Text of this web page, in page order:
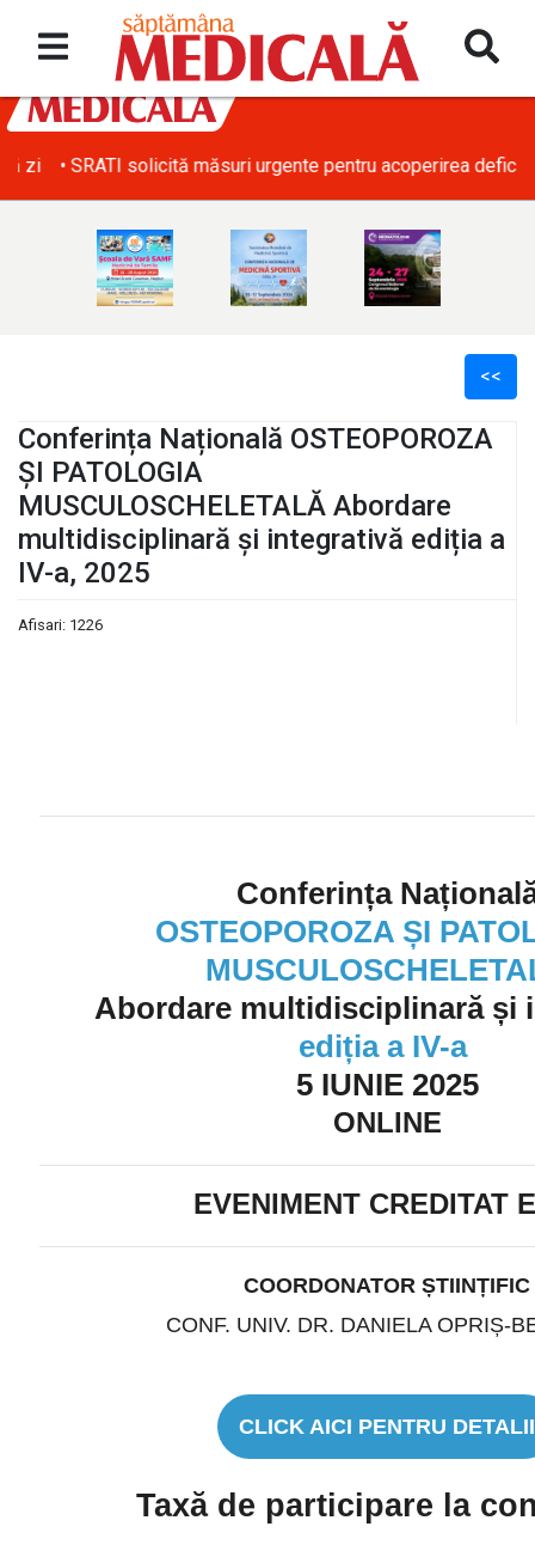
• SRATI solicită măsuri urgente pentru acoperirea deficitului
<<
Conferința Națională OSTEOPOROZA
ȘI PATOLOGIA
MUSCULOSCHELETALĂ Abordare
multidisciplinară și integrativă ediția a
IV-a, 2025
Afisari: 1226
Conferința
OSTEOPOROZA ȘI
Abordare multidisciplinară și
ediția a IV-a
5 IUNIE 2025
ONLINE
EVENIMENT CREDITAT
COORDONATOR ȘTIINȚIFIC
CONF. UNIV. DR. DANIELA OPRIȘ-
CLICK AICI PENTRU DETALII
Taxă de participare la